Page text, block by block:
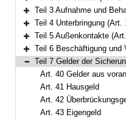
Bereich erweitern
Bereich erweitern
Teil 3 Aufnahme und
Bereich erweitern
Teil 4 Unterbringung (Art.
Bereich erweitern
Teil 5 Außenkontakte
Bereich erweitern
Teil 6 Beschäftigung und
Bereich reduzieren
Teil 7 Gelder der
Art. 40 Gelder aus
Art. 41 Hausgeld
Art. 42
Art. 43 Eigengeld